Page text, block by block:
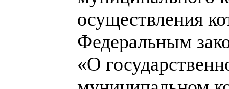
осуществления
Федеральным
«О